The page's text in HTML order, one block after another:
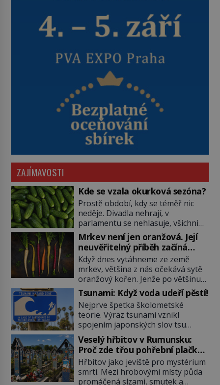
ZAJÍMAVOSTI
Kde se vzala okurková sezóna?
Prostě období, kdy se téměř nic
neděje. Divadla nehrají, v
parlamentu se nehlasuje, všichni
jsou na dovolené a média tak
nemají o čem mluvit a psát. A
vymýšlejí si proto témata, které
nikoho nezajímají. Proč je však ona
letní doba spojovaná zrovna s
okurkami? Okurkovou sezónu
známe už od poloviny 19. století,
ovšem jako Češi […]
Mrkev není jen oranžová. Její
neuvěřitelný příběh začíná
fialovou barvou
Když dnes vytáhneme ze země
mrkev, většina z nás očekává sytě
oranžový kořen. Jenže po většinu
své historie je mrkev všechno
možné, jen ne oranžová. Je fialová,
žlutá, bílá, někdy dokonce téměř
černá. Až díky stovkám let
pečlivého šlechtění se z ní stává
zelenina, bez které si českou
zahradu ani nedokážeme
představit. Její příběh je […]
Tsunami: Když voda udeří pěstí!
Nejprve špetka školometské
teorie. Výraz tsunami vznikl
spojením japonských slov tsu
(přístav) a nami (vlna). Jedná se o
dlouhou vlnu, která je na volném
moři takřka nepostřehnutelná.
Ačkoli je vlnová délka tsunami i 300
kilometrů, výška vlny na volném
Veselý hřbitov v Rumunsku:
Proč zde třou pohřební plačky
bídu s nouzí?
Hřbitov jako jeviště pro mystérium
smrti. Mezi hrobovými místy půda
promáčená slzami, smutek a